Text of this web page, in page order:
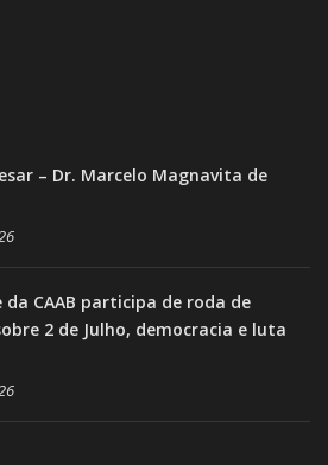
– Dr. Marcelo Magnavita de
da CAAB participa de roda de
2 de Julho, democracia e luta